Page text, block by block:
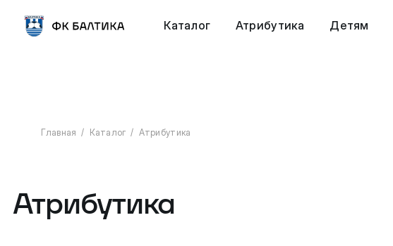
Каталог Атрибутика Детям
Главная Каталог Атрибутика
Атрибутика